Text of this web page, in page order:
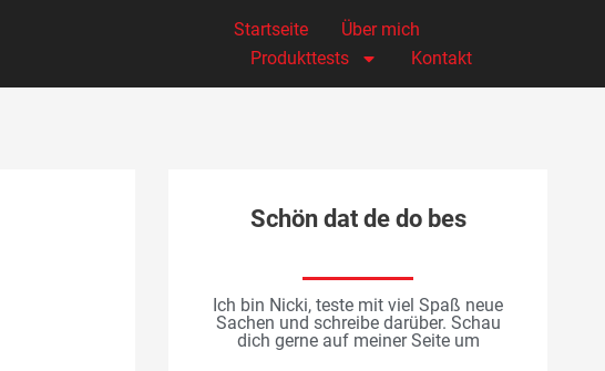
Startseite
Über mich
Produkttests
Kontakt
Schön dat de do bes
Ich bin Nicki, teste mit viel Spaß neue
Sachen und schreibe darüber. Schau
dich gerne auf meiner Seite um